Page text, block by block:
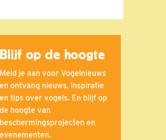
Blijf op de hoogte
Meld je aan voor Vogelnieuws
en ontvang nieuws, inspiratie
en tips over vogels. En blijf op
de hoogte van
beschermingsprojecten en
evenementen.